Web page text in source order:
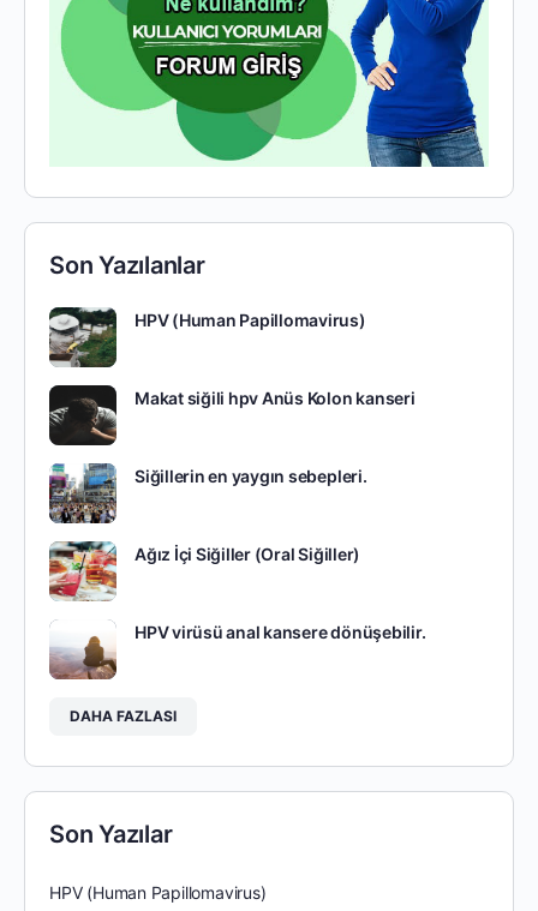
Son Yazılanlar
HPV (Human Papillomavirus)
Makat siğili hpv Anüs Kolon kanseri
Siğillerin en yaygın sebepleri.
Ağız İçi Siğiller (Oral Siğiller)
HPV virüsü anal kansere dönüşebilir.
DAHA FAZLASI
Son Yazılar
HPV (Human Papillomavirus)